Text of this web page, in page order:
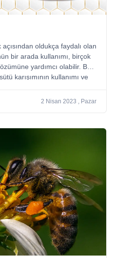
oldukça faydalı olan
bir arada kullanımı, birçok
yardımcı olabilir. Bu
karışımının kullanımı ve
2 Nisan 2023 , Pazar